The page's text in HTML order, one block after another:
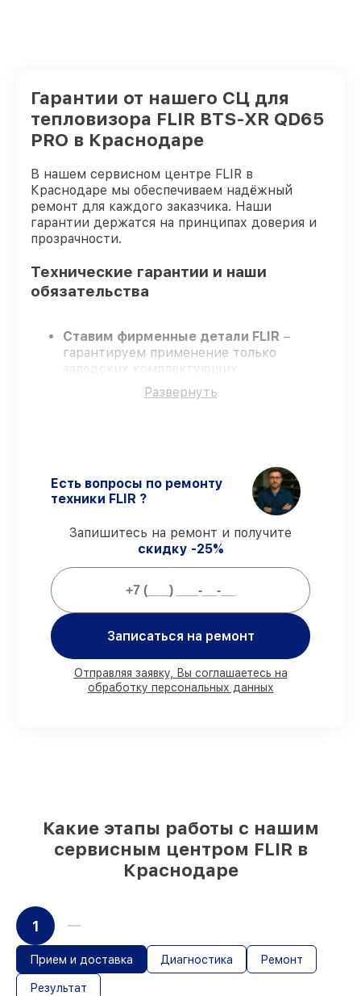
Гарантии от нашего СЦ для
тепловизора FLIR BTS-XR QD65
PRO в Краснодаре
В нашем сервисном центре FLIR в
Краснодаре мы обеспечиваем надёжный
ремонт для каждого заказчика. Наши
гарантии держатся на принципах доверия и
прозрачности.
Технические гарантии и наши
обязательства
Ставим фирменные детали FLIR –
гарантируем применение только
заводских комплектующих.
Опытные специалисты
постоянное обучение, что подтверждает
тепловизора FLIR BTS-XR QD65 PRO в
оговоренные сроки.
Официальная гарантия
– все все виды
ремонта защищены сервисной
гарантией.
Мы гарантируем:
ремонтов проводим в присутствии
клиента
90%
деталей FLIR готовы к установке в
Краснодаре, остальные поступают
оперативно
Развернуть
Есть вопросы по ремонту
техники FLIR ?
Запишитесь на ремонт и получите
скидку -25%
Записаться на ремонт
Отправляя заявку, Вы соглашаетесь на
обработку персональных данных
Какие этапы работы с нашим
сервисным центром FLIR в
Краснодаре
1
Прием и доставка Диагностика Ремонт
Результат